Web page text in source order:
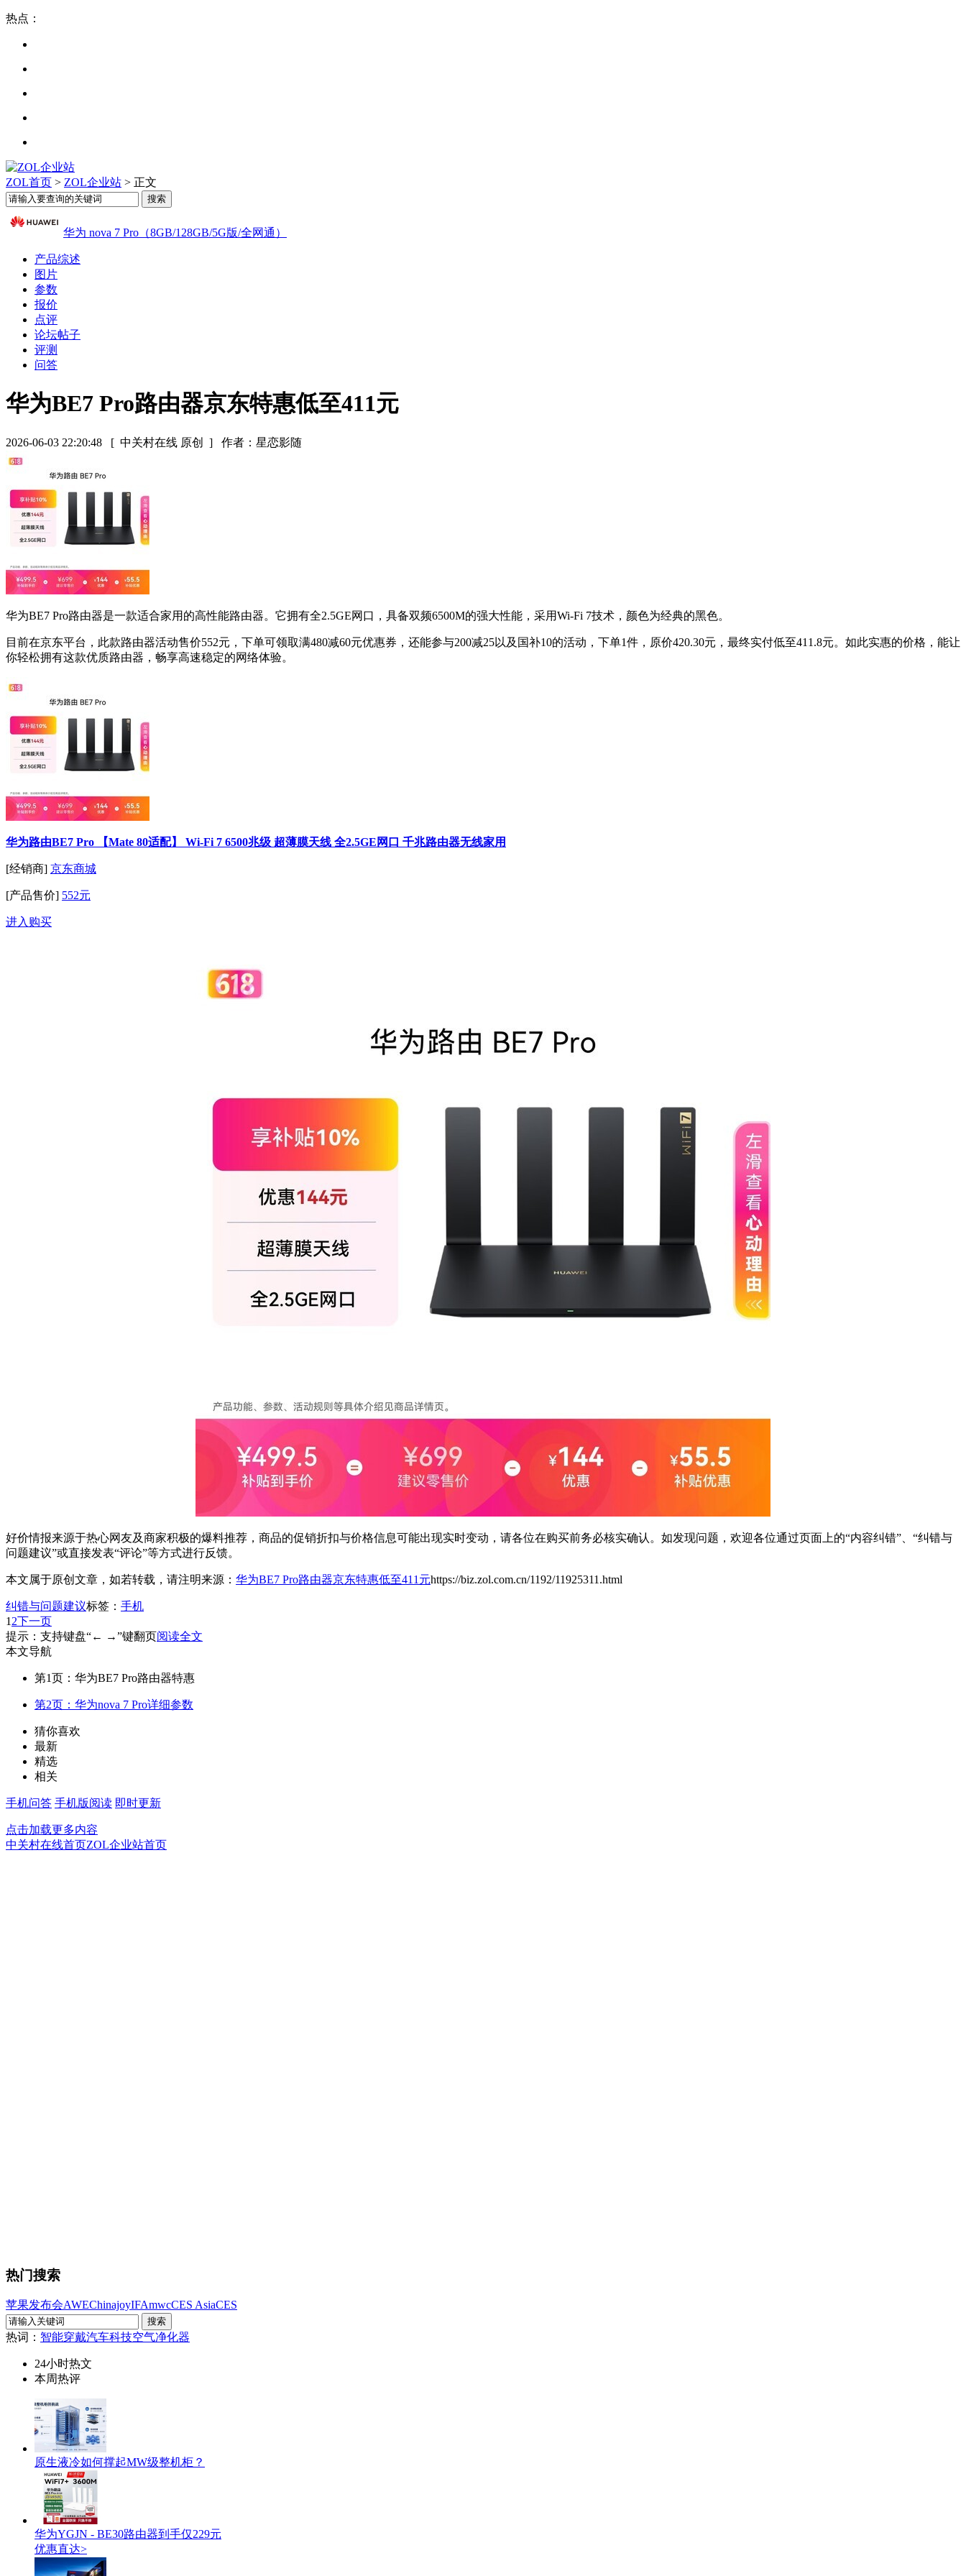
热点：
ZOL首页 > ZOL企业站 > 正文
华为 nova 7 Pro（8GB/128GB/5G版/全网通）
产品综述
图片
参数
报价
点评
论坛帖子
评测
问答
华为BE7 Pro路由器京东特惠低至411元
2026-06-03 22:20:48 [ 中关村在线 原创 ] 作者：星恋影随
华为BE7 Pro路由器是一款适合家用的高性能路由器。它拥有全2.5GE网口，具备双频6500M的强大性能，采用Wi-Fi 7技术，颜色为经典的黑色。
目前在京东平台，此款路由器活动售价552元，下单可领取满480减60元优惠券，还能参与200减25以及国补10的活动，下单1件，原价420.30元，最终实付低至411.8元。如此实惠的价格，能让
你轻松拥有这款优质路由器，畅享高速稳定的网络体验。
华为路由BE7 Pro 【Mate 80适配】 Wi-Fi 7 6500兆级 超薄膜天线 全2.5GE网口 千兆路由器无线家用
[经销商] 京东商城
[产品售价] 552元
进入购买
好价情报来源于热心网友及商家积极的爆料推荐，商品的促销折扣与价格信息可能出现实时变动，请各位在购买前务必核实确认。如发现问题，欢迎各位通过页面上的“内容纠错”、“纠错与
问题建议”或直接发表“评论”等方式进行反馈。
本文属于原创文章，如若转载，请注明来源： 华为BE7 Pro路由器京东特惠低至411元https://biz.zol.com.cn/1192/11925311.html
纠错与问题建议标签： 手机
1 2下一页
提示：支持键盘“← →”键翻页阅读全文
本文导航
第1页：华为BE7 Pro路由器特惠
第2页：华为nova 7 Pro详细参数
猜你喜欢
最新
精选
相关
手机问答 手机版阅读 即时更新
点击加载更多内容
中关村在线首页ZOL企业站首页
热门搜索
苹果发布会AWEChinajoyIFAmwcCES AsiaCES
热词： 智能穿戴汽车科技空气净化器
24小时热文
本周热评
原生液冷如何撑起MW级整机柜？
华为YGJN - BE30路由器到手仅229元
优惠直达>